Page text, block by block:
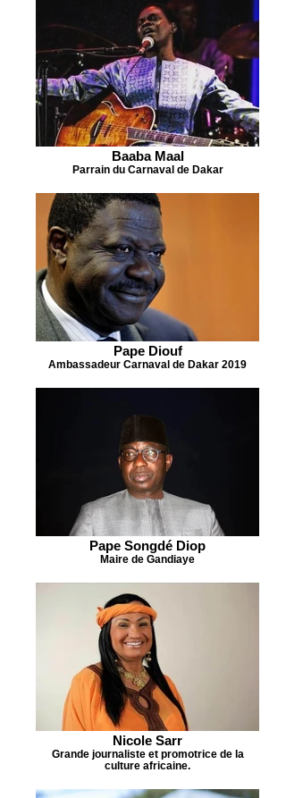
Baaba Maal
Parrain du Carnaval de Dakar
Pape Diouf
Ambassadeur Carnaval de Dakar 2019
Pape Songdé Diop
Maire de Gandiaye
Nicole Sarr
Grande journaliste et promotrice de la
culture africaine.